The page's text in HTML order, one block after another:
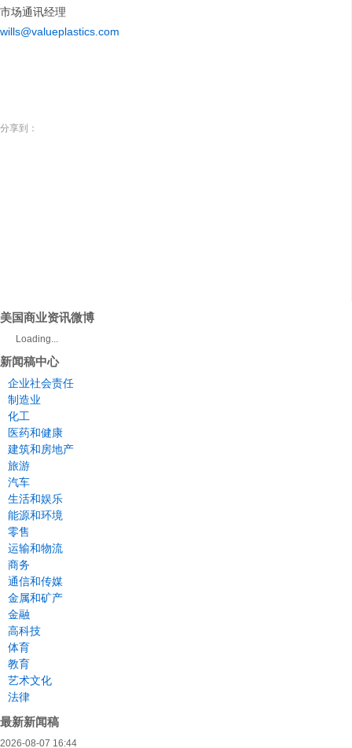
市场通讯经理
wills@valueplastics.com
分享到：
美国商业资讯微博
Loading...
新闻稿中心
企业社会责任
制造业
化工
医药和健康
建筑和房地产
旅游
汽车
生活和娱乐
能源和环境
零售
运输和物流
商务
通信和传媒
金属和矿产
金融
高科技
体育
教育
艺术文化
法律
最新新闻稿
2026-08-07 16:44